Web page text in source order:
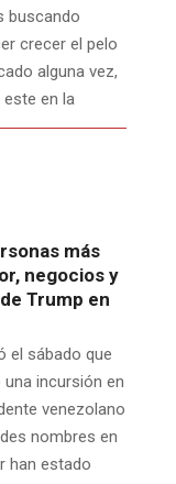
buscando
crecer el pelo
alguna vez,
en la
más
negocios y
Trump en
el sábado que
incursión en
venezolano
nombres en
han estado